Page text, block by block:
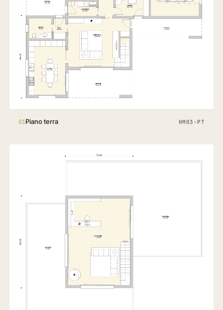
01Piano terra HM03-PT